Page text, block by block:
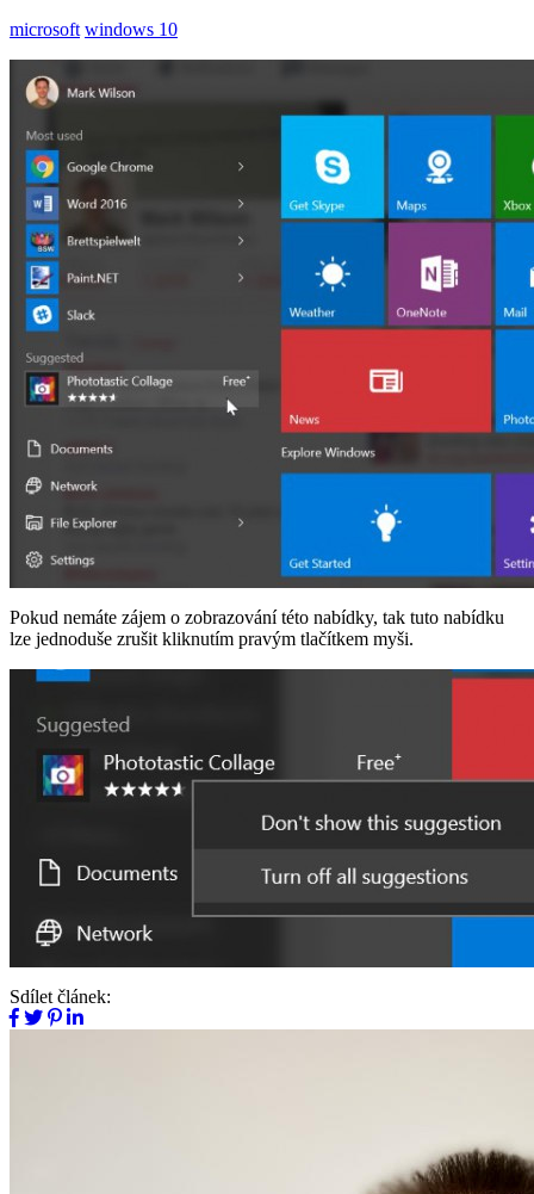
microsoft windows 10
Pokud nemáte zájem o zobrazování této nabídky, tak tuto nabídku
lze jednoduše zrušit kliknutím pravým tlačítkem myši.
Sdílet článek: